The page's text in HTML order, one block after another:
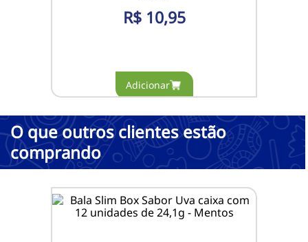
R$ 10,95
O que outros clientes estão
comprando